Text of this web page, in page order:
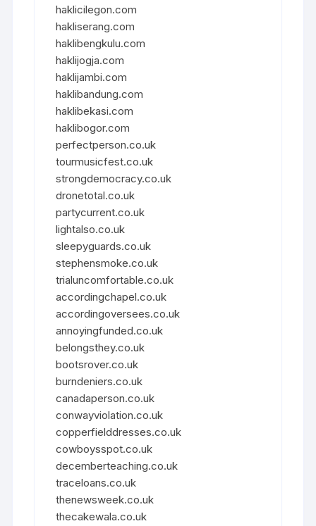
haklicilegon.com
hakliserang.com
haklibengkulu.com
haklijogja.com
haklijambi.com
haklibandung.com
haklibekasi.com
haklibogor.com
perfectperson.co.uk
tourmusicfest.co.uk
strongdemocracy.co.uk
dronetotal.co.uk
partycurrent.co.uk
lightalso.co.uk
sleepyguards.co.uk
stephensmoke.co.uk
trialuncomfortable.co.uk
accordingchapel.co.uk
accordingoversees.co.uk
annoyingfunded.co.uk
belongsthey.co.uk
bootsrover.co.uk
burndeniers.co.uk
canadaperson.co.uk
conwayviolation.co.uk
copperfielddresses.co.uk
cowboysspot.co.uk
decemberteaching.co.uk
traceloans.co.uk
thenewsweek.co.uk
thecakewala.co.uk